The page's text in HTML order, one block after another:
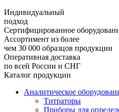
Индивидуальный
подход
Сертифицированное
Ассортимент из более
чем 30 000 образцов продукции
Оперативная доставка
по всей России и СНГ
Каталог продукции
Аналитическое
Титраторы
Приборы для